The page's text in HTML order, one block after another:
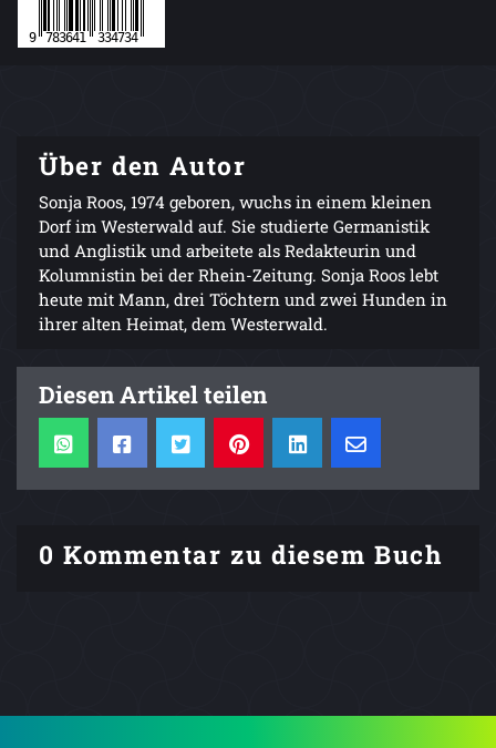
Über den Autor
Sonja Roos, 1974 geboren, wuchs in einem kleinen
Dorf im Westerwald auf. Sie studierte Germanistik
und Anglistik und arbeitete als Redakteurin und
Kolumnistin bei der Rhein-Zeitung. Sonja Roos lebt
heute mit Mann, drei Töchtern und zwei Hunden in
ihrer alten Heimat, dem Westerwald.
Diesen Artikel teilen
0 Kommentar zu diesem Buch